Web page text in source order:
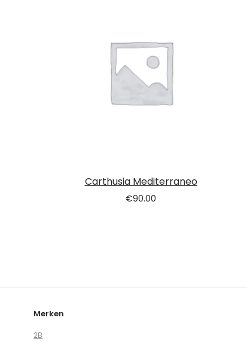
Carthusia Mediterraneo
€90.00
Merken
2B